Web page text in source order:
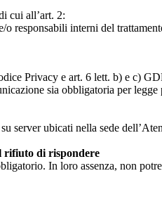
cui all’art. 2:
responsabili interni del
Privacy e art. 6 lett. b) e c)
sia obbligatoria per
server ubicati nella sede
rifiuto di rispondere
In loro assenza, non